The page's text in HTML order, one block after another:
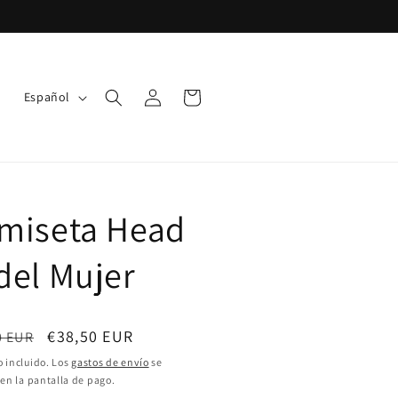
a
Español
sesión
Carrito
Head
Mujer
EUR
Precio
de
oferta
€38,50 EUR
incluido. Los gastos de envío se
la pantalla de pago.